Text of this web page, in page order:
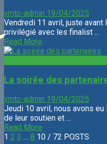
vmtc-admin 19/04/2025
Vendredi 11 avril, juste
privilégié avec les finalist ...
Read More
La soirée des
vmtc-admin 19/04/2025
Jeudi 10 avril, nous avons
de leur soutien et ...
Read More
1 2 3 … 8 10 / 72 POSTS